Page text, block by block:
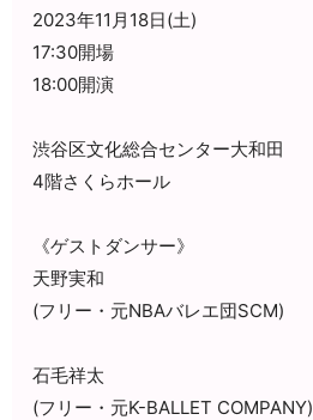
2023年11月18日(土)
17:30開場
18:00開演
渋谷区文化総合センター大和田
4階さくらホール
《ゲストダンサー》
天野実和
(フリー・元NBAバレエ団SCM)
石毛祥太
(フリー・元K-BALLET COMPANY)